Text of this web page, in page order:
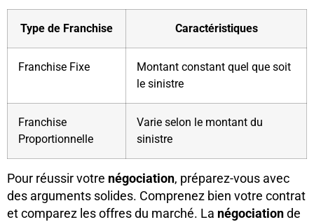
Type de Franchise Caractéristiques
Franchise Fixe
Montant constant quel que soit
le sinistre
Franchise
Proportionnelle
Varie selon le montant du
sinistre
Pour réussir votre négociation, préparez-vous avec
des arguments solides. Comprenez bien votre contrat
et comparez les offres du marché. La négociationde